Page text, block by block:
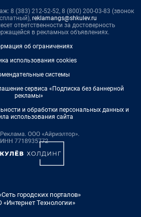
8 (383) 212-52-52, 8 (800) 200-03-83 (звонок
reklamangs@shkulev.ru
ответственности за достоверность
в рекламных объявлениях.
об ограничениях
использования cookies
системы
сервиса «Подписка без баннерной
рекламы»
и обработки персональных данных и
использования сайта
городских порталов»
Технологии»